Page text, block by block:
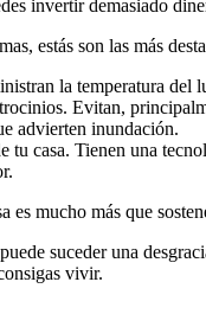
invertir demasiado
estás son las más
la temperatura del
Evitan,
advierten inundación.
tu casa. Tienen una
es mucho más que
suceder una
vivir.